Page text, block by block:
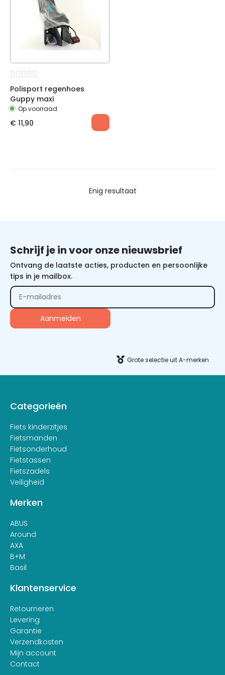
Polisport regenhoes
Guppy maxi
Op voorraad
€ 11,90
Enig resultaat
Schrijf je in voor onze nieuwsbrief
Ontvang de laatste acties, producten en persoonlijke
tips in je mailbox.
Grote selectie uit A-merken
Categorieën
Fiets kinderzitjes
Fietsmanden
Fietsonderhoud
Fietstassen
Fietszadels
Veiligheid
Merken
ABUS
Around
AXA
B+M
Basil
Klantenservice
Retourneren
Levering
Garantie
Verzendkosten
Mijn account
Contact